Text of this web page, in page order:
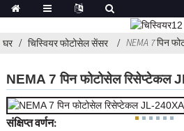
घर चिस्वियर फोटोसेल सेंसर NEMA 7 पिन
NEMA 7 पिन फोटोसेल रिसेप्टेकल
संक्षिप्त वर्णन: